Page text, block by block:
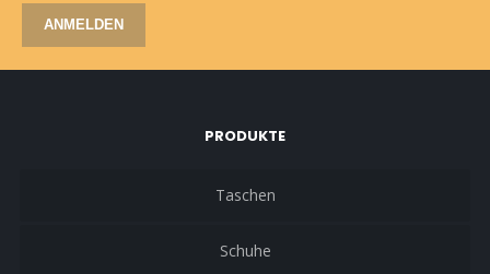
ANMELDEN
PRODUKTE
Taschen
Schuhe